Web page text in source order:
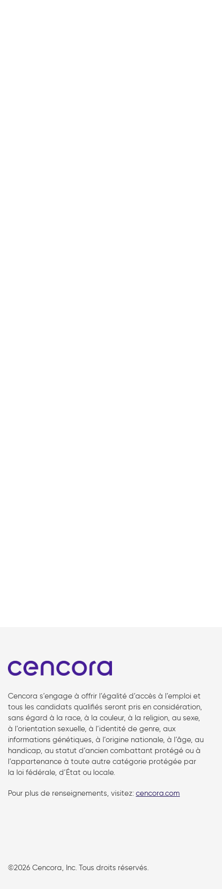
Cencora s’engage à offrir l’égalité d’accès à l’emploi et
tous les candidats qualifiés seront pris en considération,
sans égard à la race, à la couleur, à la religion, au sexe,
à l’orientation sexuelle, à l’identité de genre, aux
informations génétiques, à l’origine nationale, à l’âge, au
handicap, au statut d’ancien combattant protégé ou à
l’appartenance à toute autre catégorie protégée par
la loi fédérale, d’État ou locale.
Pour plus de renseignements, visitez: cencora.com
©2026 Cencora, Inc. Tous droits réservés.